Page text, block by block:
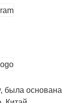
была основана